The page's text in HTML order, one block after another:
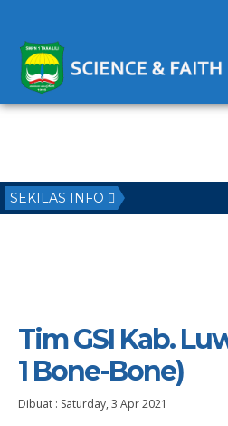
SEKILAS INFO
Tim GSI Kab.
1 Bone-Bone)
Dibuat : Saturday, 3 Apr 2021